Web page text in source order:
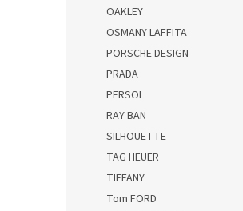
OAKLEY
OSMANY LAFFITA
PORSCHE DESIGN
PRADA
PERSOL
RAY BAN
SILHOUETTE
TAG HEUER
TIFFANY
Tom FORD